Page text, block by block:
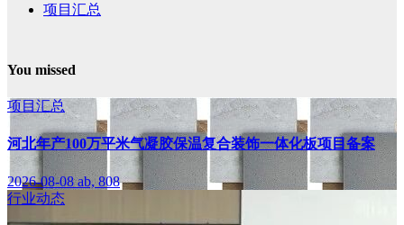
项目汇总
You missed
项目汇总
河北年产100万平米气凝胶保温复合装饰一体化板项目备案
2026-08-08ab, 808
行业动态